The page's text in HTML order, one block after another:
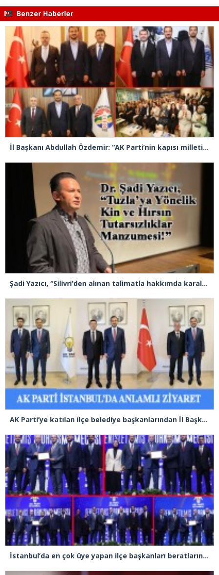
Benzer Haberler
İl Başkanı Abdullah Özdemir: “AK Parti’nin kapısı milletine hizmet etmek isteyen herkese açıktır”
Şadi Yazıcı, “Silivri’den alınan talimatla hakkımda karalama kampanyası yürütülüyor”
AK Parti’ye katılan ilçe belediye başkanlarından İl Başkanı Özdemir’e ziyaret
İstanbul’da en çok üye yapan ilçe başkanları beratlarını Cumhurbaşkanı Erdoğan’ın elinden aldı